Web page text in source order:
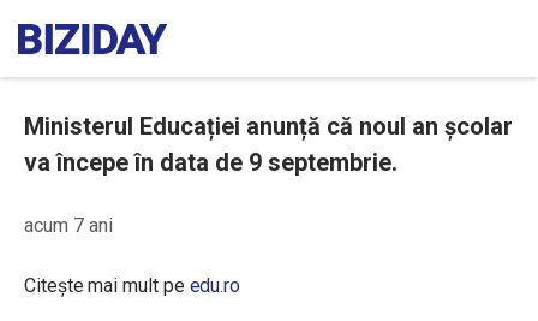
Ministerul Educației anunță că noul an școlar
va începe în data de 9 septembrie.
acum 7 ani
Citește mai mult pe edu.ro